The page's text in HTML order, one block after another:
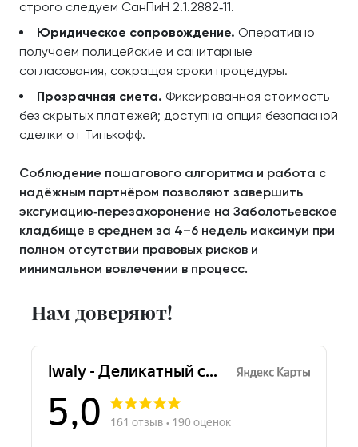
строго следуем СанПиН 2.1.2882‑11.
Юридическое сопровождение. Оперативно
получаем полицейские и санитарные
согласования, сокращая сроки процедуры.
Прозрачная смета. Фиксированная стоимость
без скрытых платежей; доступна опция безопасной
сделки от Тинькофф.
Соблюдение пошагового алгоритма и работа с
надёжным партнёром позволяют завершить
эксгумацию‑перезахоронение на Заболотьевское
кладбище в среднем за 4–6 недель максимум при
полном отсутствии правовых рисков и
минимальном вовлечении в процесс.
Нам доверяют!